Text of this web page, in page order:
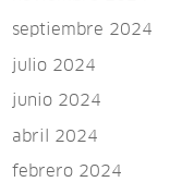
septiembre 2024
julio 2024
junio 2024
abril 2024
febrero 2024